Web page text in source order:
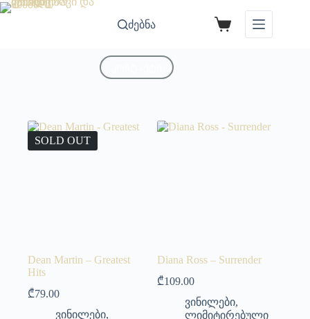
ძებნა
SOLD OUT
Dean Martin – Greatest
Hits
₾79.00
ვინილები,
Diana Ross – Surrender
₾109.00
ვინილები,
ლიმიტირებული